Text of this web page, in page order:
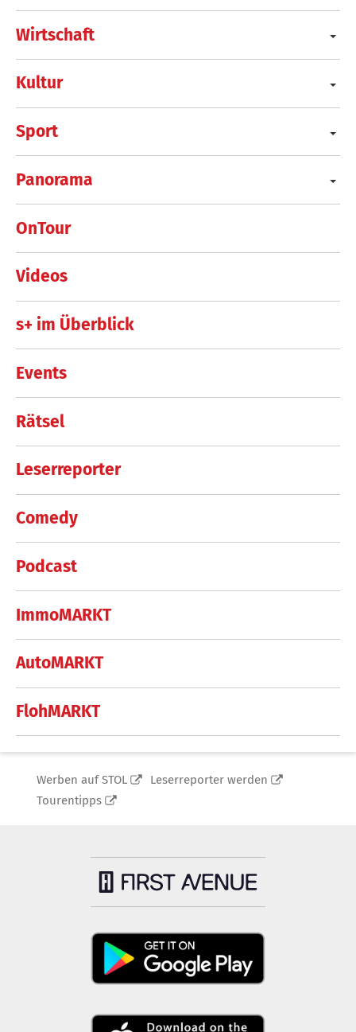
Wirtschaft
Kultur
Sport
Panorama
OnTour
Videos
s+ im Überblick
Events
Rätsel
Leserreporter
Comedy
Podcast
ImmoMARKT
AutoMARKT
FlohMARKT
Werben auf STOL
Leserreporter werden
Tourentipps